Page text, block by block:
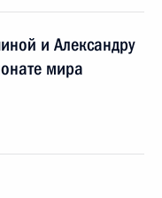
и Александру
мира